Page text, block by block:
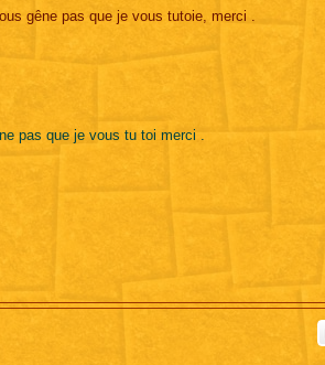
gêne pas que je vous tutoie, merci .
pas que je vous tu toi merci .